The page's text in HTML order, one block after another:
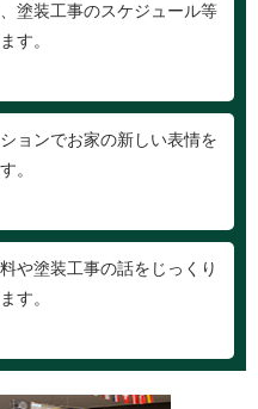
塗装工事のスケジュール等
す。
ョンでお家の新しい表情を
。
や塗装工事の話をじっくり
す。